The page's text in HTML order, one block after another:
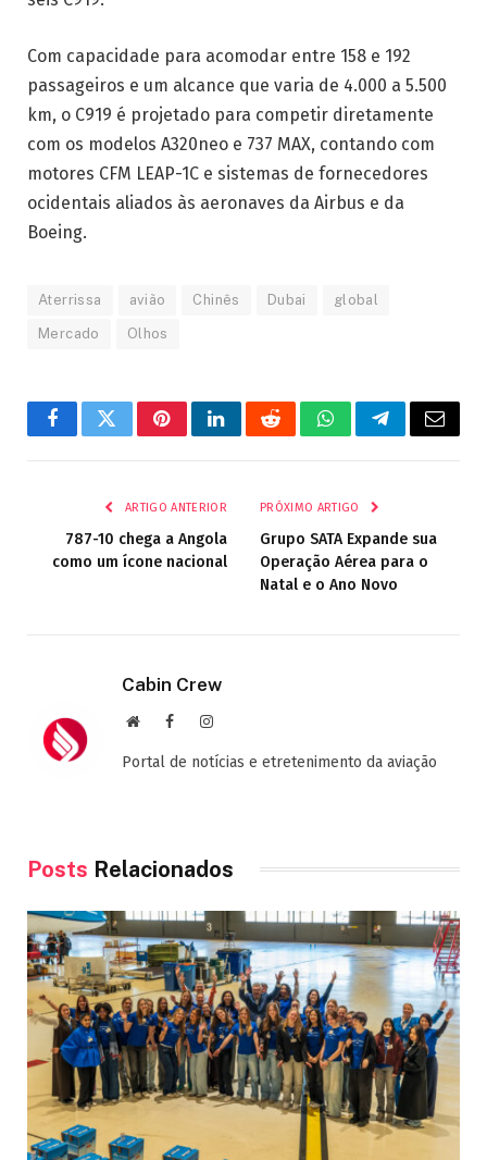
Com capacidade para acomodar entre 158 e 192
passageiros e um alcance que varia de 4.000 a 5.500
km, o C919 é projetado para competir diretamente
com os modelos A320neo e 737 MAX, contando com
motores CFM LEAP-1C e sistemas de fornecedores
ocidentais aliados às aeronaves da Airbus e da
Boeing.
Aterrissa avião Chinês Dubai global
Mercado Olhos
FacebookTwitterPinterestLinkedInRedditWhatsAppTelegrama
E-
ARTIGO ANTERIOR
787-10 chega a Angola
como um ícone nacional
PRÓXIMO ARTIGO
Grupo SATA Expande sua
Operação Aérea para o
Natal e o Ano Novo
Cabin Crew
Site FacebookInstagram
Portal de notícias e etretenimento da aviação
Posts Relacionados